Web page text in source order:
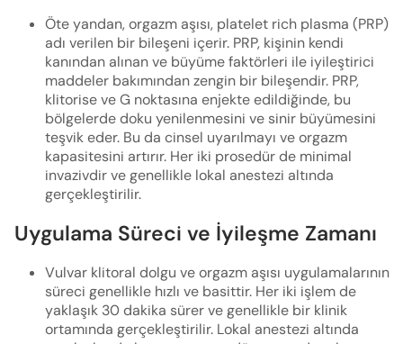
Öte yandan, orgazm aşısı, platelet rich plasma (PRP)
adı verilen bir bileşeni içerir. PRP, kişinin kendi
kanından alınan ve büyüme faktörleri ile iyileştirici
maddeler bakımından zengin bir bileşendir. PRP,
klitorise ve G noktasına enjekte edildiğinde, bu
bölgelerde doku yenilenmesini ve sinir büyümesini
teşvik eder. Bu da cinsel uyarılmayı ve orgazm
kapasitesini artırır. Her iki prosedür de minimal
invazivdir ve genellikle lokal anestezi altında
gerçekleştirilir.
Uygulama Süreci ve İyileşme Zamanı
Vulvar klitoral dolgu ve orgazm aşısı uygulamalarının
süreci genellikle hızlı ve basittir. Her iki işlem de
yaklaşık 30 dakika sürer ve genellikle bir klinik
ortamında gerçekleştirilir. Lokal anestezi altında